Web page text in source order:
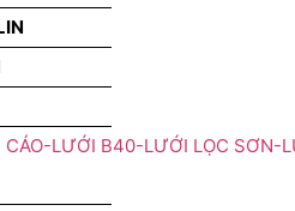
LƯỚI B40-LƯỚI LỌC SƠN-